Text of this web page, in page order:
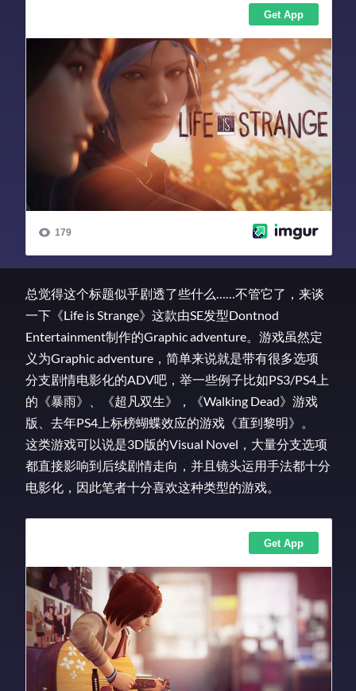
总觉得这个标题似乎剧透了些什么……不管它了，来谈
一下《Life is Strange》这款由SE发型Dontnod
Entertainment制作的Graphic adventure。游戏虽然定
义为Graphic adventure，简单来说就是带有很多选项
分支剧情电影化的ADV吧，举一些例子比如PS3/PS4上
的《暴雨》、《超凡双生》，《Walking Dead》游戏
版、去年PS4上标榜蝴蝶效应的游戏《直到黎明》。
这类游戏可以说是3D版的Visual Novel，大量分支选项
都直接影响到后续剧情走向，并且镜头运用手法都十分
电影化，因此笔者十分喜欢这种类型的游戏。